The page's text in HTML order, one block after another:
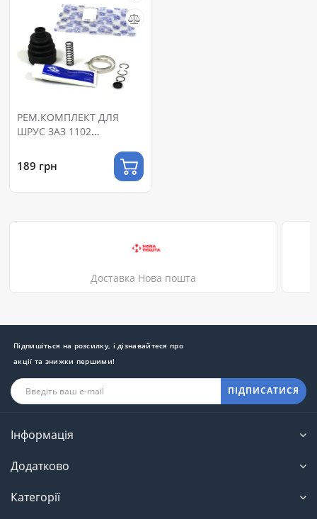
РЕМ.КОМПЛЕКТ ДЛЯ
ШРУС ЗАЗ 1102
189 грн
Доставка Нова пошта
Підпишіться на розсилку, і дізнавайтеся про
акції та знижки першими!
ПІДПИСАТИСЯ
Інформація
Додатково
Категорії